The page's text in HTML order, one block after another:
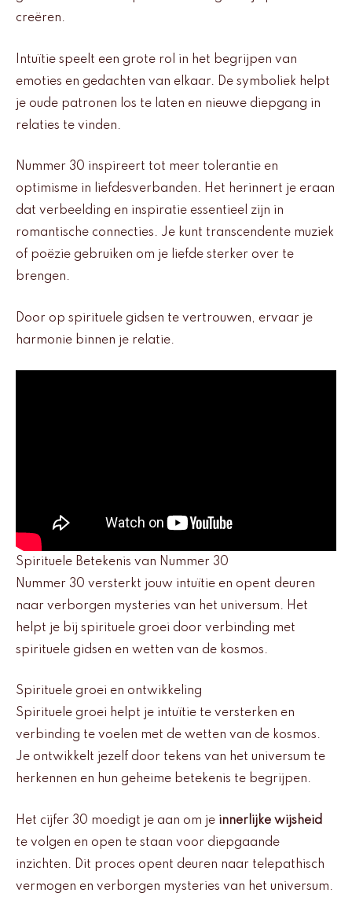
creëren.
Intuïtie speelt een grote rol in het begrijpen van
emoties en gedachten van elkaar. De symboliek helpt
je oude patronen los te laten en nieuwe diepgang in
relaties te vinden.
Nummer 30 inspireert tot meer tolerantie en
optimisme in liefdesverbanden. Het herinnert je eraan
dat verbeelding en inspiratie essentieel zijn in
romantische connecties. Je kunt transcendente muziek
of poëzie gebruiken om je liefde sterker over te
brengen.
Door op spirituele gidsen te vertrouwen, ervaar je
harmonie binnen je relatie.
Spirituele Betekenis van Nummer 30
Nummer 30 versterkt jouw intuïtie en opent deuren
naar verborgen mysteries van het universum. Het
helpt je bij spirituele groei door verbinding met
spirituele gidsen en wetten van de kosmos.
Spirituele groei en ontwikkeling
Spirituele groei helpt je intuïtie te versterken en
verbinding te voelen met de wetten van de kosmos.
Je ontwikkelt jezelf door tekens van het universum te
herkennen en hun geheime betekenis te begrijpen.
Het cijfer 30 moedigt je aan om je innerlijke wijsheid
te volgen en open te staan voor diepgaande
inzichten. Dit proces opent deuren naar telepathisch
vermogen en verborgen mysteries van het universum.